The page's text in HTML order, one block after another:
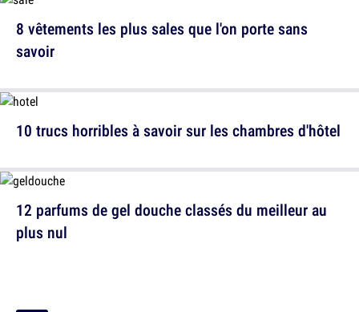
8 vêtements les plus sales que l'on porte sans
savoir
12 parfums de gel douche classés du meilleur au
plus nul
10 trucs horribles à savoir sur les chambres d'hôtel